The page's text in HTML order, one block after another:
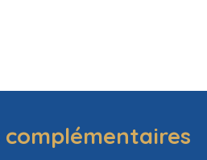
complémentaires